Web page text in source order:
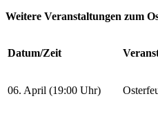
Weitere Veranstaltungen zum
Datum/Zeit
06. April (19:00 Uhr)